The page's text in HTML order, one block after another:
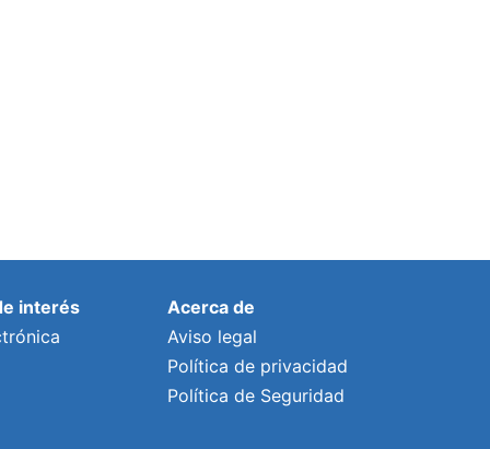
interés
Acerca de
Aviso legal
Política de privacidad
Política de Seguridad